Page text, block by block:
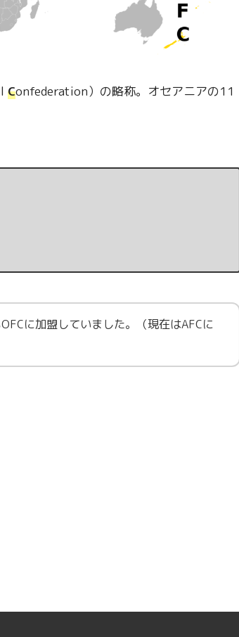
Confederation）の略称。オセアニアの11
に加盟していました。（現在はAFCに